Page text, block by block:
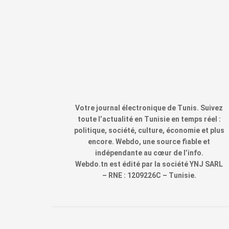
Votre journal électronique de Tunis. Suivez
toute l’actualité en Tunisie en temps réel :
politique, société, culture, économie et plus
encore. Webdo, une source fiable et
indépendante au cœur de l’info.
Webdo.tn est édité par la société YNJ SARL
– RNE : 1209226C – Tunisie.